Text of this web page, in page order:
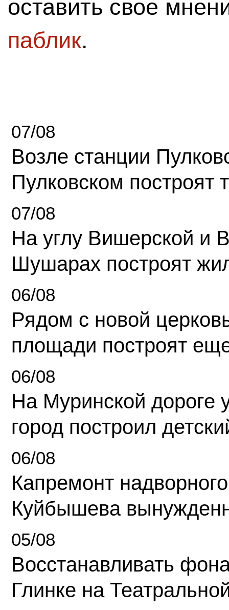
оставить свое
паблик.
07/08
Возле станции
Пулковском построят
07/08
На углу Вишерской и
Шушарах построят
06/08
Рядом с новой
площади построят
06/08
На Муринской дороге
город построил
06/08
Капремонт
Куйбышева
05/08
Восстанавливать
Глинке на